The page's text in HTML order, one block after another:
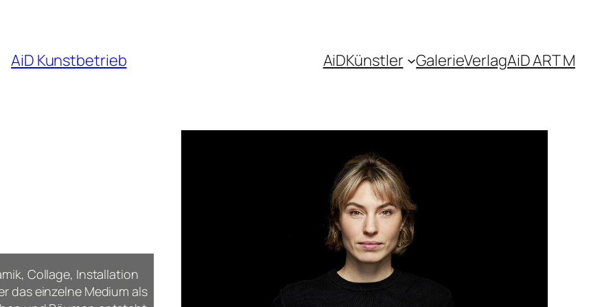
AiD Kunstbetrieb AiDKünstler GalerieVerlagAiD ART M
Collage, Installation
das einzelne Medium als